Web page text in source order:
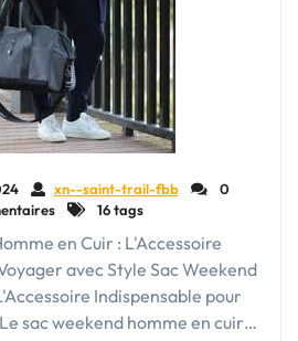
Femme"
xn--saint-trail-fbb
0
16 tags
en Cuir : L'Accessoire
avec Style Sac Weekend
Indispensable pour
sac weekend homme en cuir…